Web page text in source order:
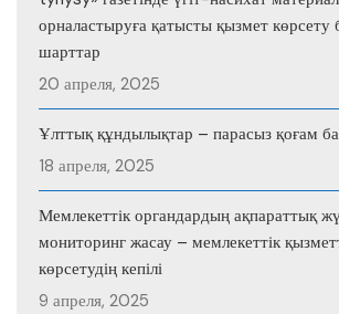
орналастыруға қатысты қызмет
шарттар
20 апреля, 2025
Ұлттық құндылықтар – парасыз қоғам
18 апреля, 2025
Мемлекеттік органдардың ақпараттық
мониторинг жасау – мемлекеттік
көрсетудің кепілі
9 апреля, 2025